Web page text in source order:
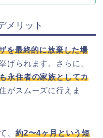
メリット
を最終的に放棄した場
げられます。さらに、
永住者の家族としてカ
がスムーズに行えま
、 約2〜4ヶ月という短